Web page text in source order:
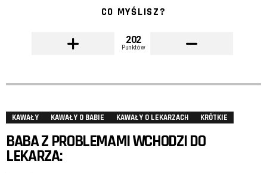
CO MYŚLISZ?
202
Punktów
KAWAŁY KAWAŁY O BABIE KAWAŁY O LEKARZACH KRÓTKIE
BABA Z PROBLEMAMI WCHODZI DO
LEKARZA: